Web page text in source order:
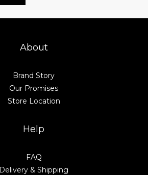
About
Brand Story
Our Promises
Store Location
Help
FAQ
Delivery & Shipping